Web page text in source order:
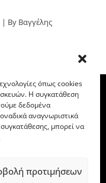
όπως cookies
Η συγκατάθεση
δεδομένα
αναγνωριστικά
μπορεί να
προτιμήσεων
By Βαγγέλης